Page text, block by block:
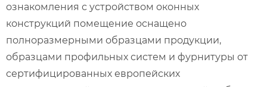
ознакомления с устройством оконных
конструкций помещение оснащено
полноразмерными образцами продукции,
образцами профильных систем и фурнитуры от
сертифицированных европейских